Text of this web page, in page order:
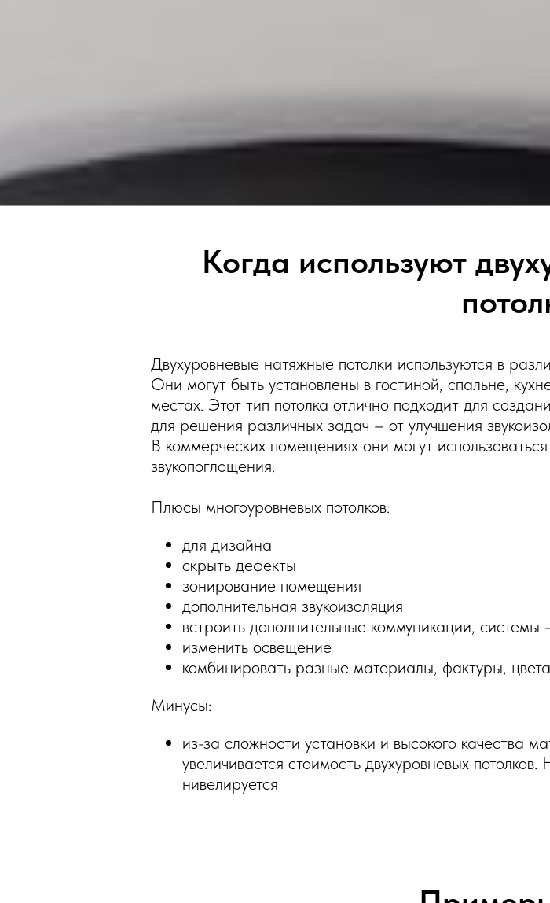
Когда используют
Двухуровневые натяжные потолки используются в
Они могут быть установлены в гостиной, спальне,
местах. Этот тип потолка отлично подходит для
для решения различных задач – от улучшения
В коммерческих помещениях они могут
звукопоглощения.
Плюсы многоуровневых потолков:
для дизайна
скрыть дефекты
зонирование помещения
дополнительная звукоизоляция
встроить дополнительные коммуникации, системы -
изменить освещение
комбинировать разные материалы, фактуры,
Минусы:
из-за сложности установки и высокого качества
увеличивается стоимость двухуровневых
нивелируется